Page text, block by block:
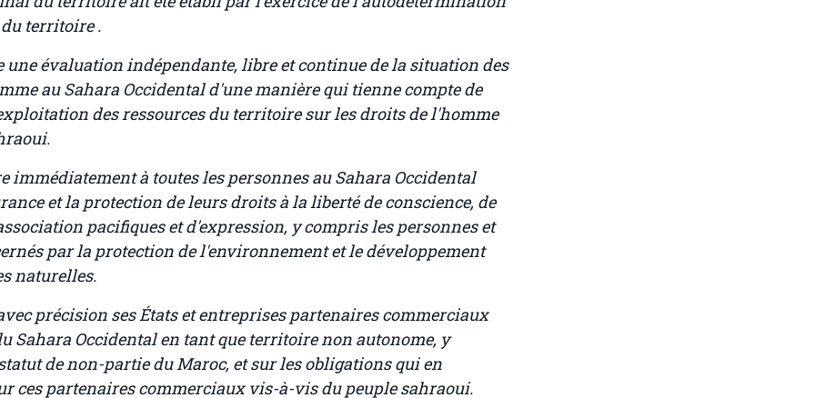
territoire .
une évaluation indépendante, libre et continue de la situation des
au Sahara Occidental d'une manière qui tienne compte de
des ressources du territoire sur les droits de l'homme
immédiatement à toutes les personnes au Sahara Occidental
et la protection de leurs droits à la liberté de conscience, de
pacifiques et d'expression, y compris les personnes et
par la protection de l'environnement et le développement
naturelles.
précision ses États et entreprises partenaires commerciaux
Sahara Occidental en tant que territoire non autonome, y
de non-partie du Maroc, et sur les obligations qui en
ces partenaires commerciaux vis-à-vis du peuple sahraoui.